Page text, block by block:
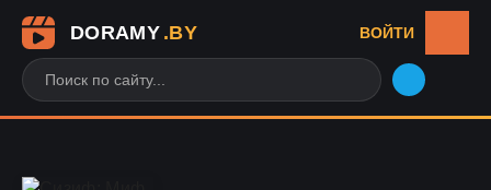
DORAMY .BY ВОЙТИ